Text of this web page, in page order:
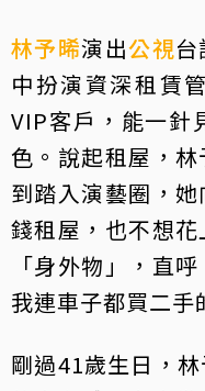
林予晞演出公視
中扮演資深租賃
VIP客戶，能一針
色。說起租屋，
到踏入演藝圈，
錢租屋，也不想
「身外物」，直
我連車子都買二手
剛過41歲生日，